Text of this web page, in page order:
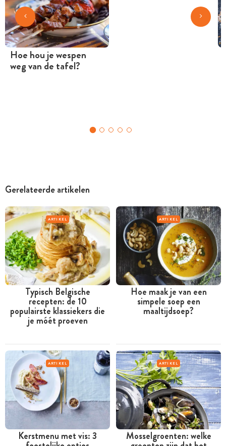
Hoe hou je wespen
weg van de tafel?
Gerelateerde artikelen
ARTIKEL
Typisch Belgische
recepten: de 10
populairste klassiekers die
je móét proeven
ARTIKEL
Hoe maak je van een
simpele soep een
maaltijdsoep?
ARTIKEL
Kerstmenu met vis: 3
ARTIKEL
Mosselgroenten: welke